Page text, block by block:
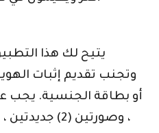
يتيح لك هذا
وتجنب تقديم إثبات
أو بطاقة الجنسية. يجب